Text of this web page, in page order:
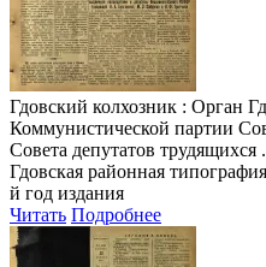
Гдовский колхозник : Орган
Коммунистической партии
Совета депутатов
Гдовская районная
й год издания
Читать Подробнее